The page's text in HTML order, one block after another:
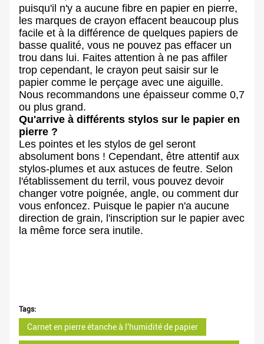
puisqu'il n'y a aucune fibre en papier en pierre,
les marques de crayon effacent beaucoup plus
facile et à la différence de quelques papiers de
basse qualité, vous ne pouvez pas effacer un
trou dans lui. Faites attention à ne pas affiler
trop cependant, le crayon peut saisir sur le
papier comme le perçage avec une aiguille.
Nous recommandons une épaisseur comme 0,7
ou plus grand.
Qu'arrive à différents stylos sur le papier en
pierre ?
Les pointes et les stylos de gel seront
absolument bons ! Cependant, être attentif aux
stylos-plumes et aux astuces de feutre. Selon
l'établissement du terril, vous pouvez devoir
changer votre poignée, angle, ou comment dur
vous enfoncez. Puisque le papier n'a aucune
direction de grain, l'inscription sur le papier avec
la même force sera inutile.
Tags:
Carnet en pierre étanche à l'humidité de papier